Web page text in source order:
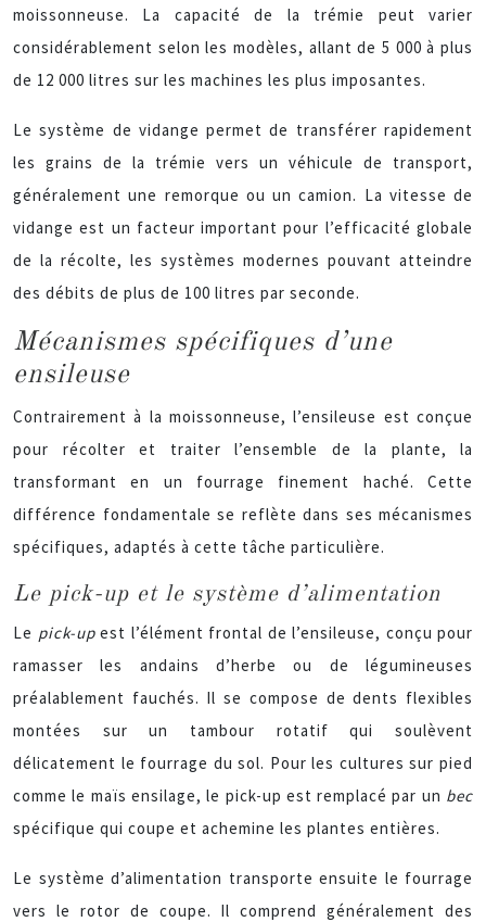
moissonneuse. La capacité de la trémie peut varier
considérablement selon les modèles, allant de 5 000 à plus
de 12 000 litres sur les machines les plus imposantes.
Le système de vidange permet de transférer rapidement
les grains de la trémie vers un véhicule de transport,
généralement une remorque ou un camion. La vitesse de
vidange est un facteur important pour l’efficacité globale
de la récolte, les systèmes modernes pouvant atteindre
des débits de plus de 100 litres par seconde.
Mécanismes spécifiques d’une
ensileuse
Contrairement à la moissonneuse, l’ensileuse est conçue
pour récolter et traiter l’ensemble de la plante, la
transformant en un fourrage finement haché. Cette
différence fondamentale se reflète dans ses mécanismes
spécifiques, adaptés à cette tâche particulière.
Le pick-up et le système d’alimentation
Le pick-upest l’élément frontal de l’ensileuse, conçu pour
ramasser les andains d’herbe ou de légumineuses
préalablement fauchés. Il se compose de dents flexibles
montées sur un tambour rotatif qui soulèvent
délicatement le fourrage du sol. Pour les cultures sur pied
comme le maïs ensilage, le pick-up est remplacé par un bec
spécifique qui coupe et achemine les plantes entières.
Le système d’alimentation transporte ensuite le fourrage
vers le rotor de coupe. Il comprend généralement des